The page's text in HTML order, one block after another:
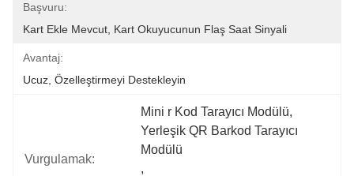
Başvuru:
Kart Ekle Mevcut, Kart Okuyucunun Flaş Saat Sinyali
Avantaj:
Ucuz, Özelleştirmeyi Destekleyin
Vurgulamak:
Mini r Kod Tarayıcı Modülü,
Yerleşik QR Barkod Tarayıcı
Modülü
,